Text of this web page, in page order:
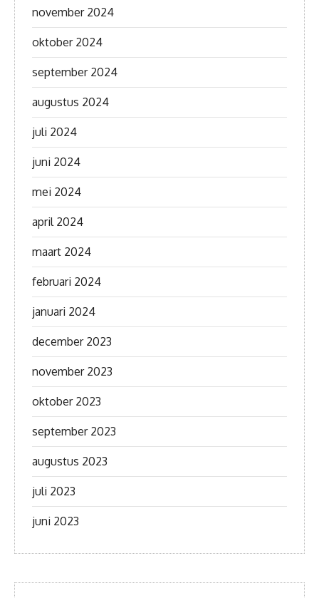
november 2024
oktober 2024
september 2024
augustus 2024
juli 2024
juni 2024
mei 2024
april 2024
maart 2024
februari 2024
januari 2024
december 2023
november 2023
oktober 2023
september 2023
augustus 2023
juli 2023
juni 2023